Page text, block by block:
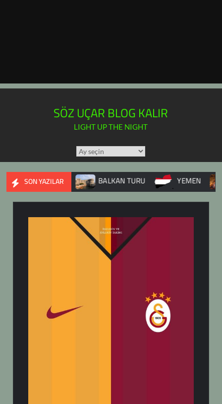
SÖZ UÇAR BLOG KALIR
LIGHT UP THE NIGHT
TÜM
YAZILAR
TAKVİMİ
SON YAZILAR
SAVAŞI BALKAN TURU YEMEN